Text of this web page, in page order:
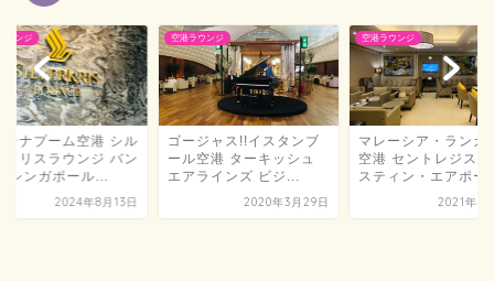
ウンジ
ンナプーム空港 シル
クリスラウンジ バン
シンガポール...
2024年8月13日
空港ラウンジ
ゴージャス!!イスタンブ
ール空港 ターキッシュ
エアラインズ ビジ...
2020年3月29日
空港ラウンジ
マレーシア・ランカ
空港 セントレジス
スティン・エアポー
2021年4